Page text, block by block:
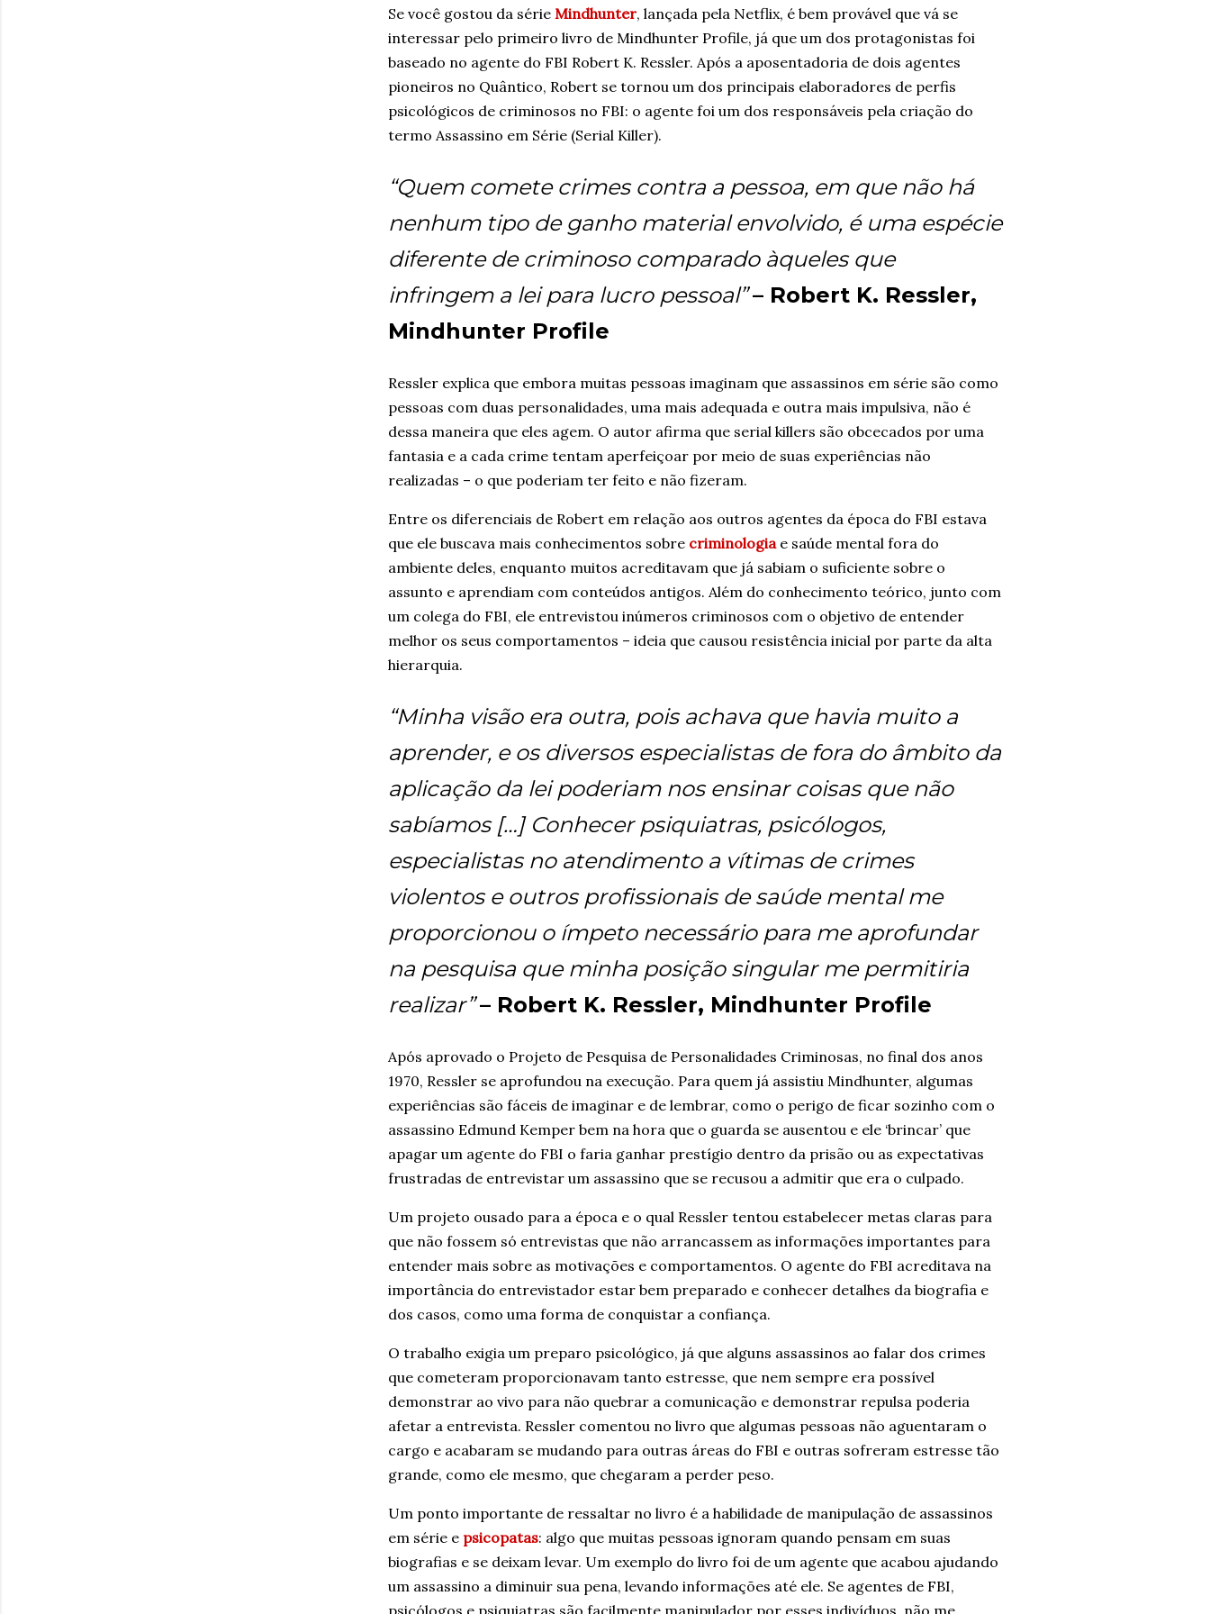
Se você gostou da série Mindhunter, lançada pela Netflix, é bem provável que vá se
interessar pelo primeiro livro de Mindhunter Profile, já que um dos protagonistas foi
baseado no agente do FBI Robert K. Ressler. Após a aposentadoria de dois agentes
pioneiros no Quântico, Robert se tornou um dos principais elaboradores de perfis
psicológicos de criminosos no FBI: o agente foi um dos responsáveis pela criação do
termo Assassino em Série (Serial Killer).
“Quem comete crimes contra a pessoa, em que não há
nenhum tipo de ganho material envolvido, é uma espécie
diferente de criminoso comparado àqueles que
infringem a lei para lucro pessoal”– Robert K. Ressler,
Mindhunter Profile
Ressler explica que embora muitas pessoas imaginam que assassinos em série são como
pessoas com duas personalidades, uma mais adequada e outra mais impulsiva, não é
dessa maneira que eles agem. O autor afirma que serial killers são obcecados por uma
fantasia e a cada crime tentam aperfeiçoar por meio de suas experiências não
realizadas – o que poderiam ter feito e não fizeram.
Entre os diferenciais de Robert em relação aos outros agentes da época do FBI estava
que ele buscava mais conhecimentos sobre criminologiae saúde mental fora do
ambiente deles, enquanto muitos acreditavam que já sabiam o suficiente sobre o
assunto e aprendiam com conteúdos antigos. Além do conhecimento teórico, junto com
um colega do FBI, ele entrevistou inúmeros criminosos com o objetivo de entender
melhor os seus comportamentos – ideia que causou resistência inicial por parte da alta
hierarquia.
“Minha visão era outra, pois achava que havia muito a
aprender, e os diversos especialistas de fora do âmbito da
aplicação da lei poderiam nos ensinar coisas que não
sabíamos […] Conhecer psiquiatras, psicólogos,
especialistas no atendimento a vítimas de crimes
violentos e outros profissionais de saúde mental me
proporcionou o ímpeto necessário para me aprofundar
na pesquisa que minha posição singular me permitiria
realizar”– Robert K. Ressler, Mindhunter Profile
Após aprovado o Projeto de Pesquisa de Personalidades Criminosas, no final dos anos
1970, Ressler se aprofundou na execução. Para quem já assistiu Mindhunter, algumas
experiências são fáceis de imaginar e de lembrar, como o perigo de ficar sozinho com o
assassino Edmund Kemper bem na hora que o guarda se ausentou e ele ‘brincar’ que
apagar um agente do FBI o faria ganhar prestígio dentro da prisão ou as expectativas
frustradas de entrevistar um assassino que se recusou a admitir que era o culpado.
Um projeto ousado para a época e o qual Ressler tentou estabelecer metas claras para
que não fossem só entrevistas que não arrancassem as informações importantes para
entender mais sobre as motivações e comportamentos. O agente do FBI acreditava na
importância do entrevistador estar bem preparado e conhecer detalhes da biografia e
dos casos, como uma forma de conquistar a confiança.
O trabalho exigia um preparo psicológico, já que alguns assassinos ao falar dos crimes
que cometeram proporcionavam tanto estresse, que nem sempre era possível
demonstrar ao vivo para não quebrar a comunicação e demonstrar repulsa poderia
afetar a entrevista. Ressler comentou no livro que algumas pessoas não aguentaram o
cargo e acabaram se mudando para outras áreas do FBI e outras sofreram estresse tão
grande, como ele mesmo, que chegaram a perder peso.
Um ponto importante de ressaltar no livro é a habilidade de manipulação de assassinos
em série e psicopatas: algo que muitas pessoas ignoram quando pensam em suas
biografias e se deixam levar. Um exemplo do livro foi de um agente que acabou ajudando
um assassino a diminuir sua pena, levando informações até ele. Se agentes de FBI,
psicólogos e psiquiatras são facilmente manipulador por esses indivíduos, não me